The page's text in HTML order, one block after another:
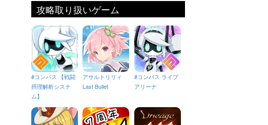
攻略取り扱いゲーム
#コンパス 【戦闘
摂理解析システ
ム】
アサルトリリィ
Last Bullet
#コンパス ライブ
アリーナ